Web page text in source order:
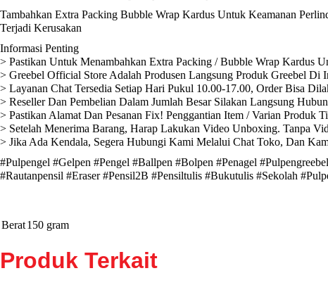
Tambahkan Extra Packing Bubble Wrap Kardus Untuk Keamanan
Terjadi Kerusakan
Informasi Penting
> Pastikan Untuk Menambahkan Extra Packing / Bubble Wrap Kardus
> Greebel Official Store Adalah Produsen Langsung Produk Greebel
> Layanan Chat Tersedia Setiap Hari Pukul 10.00-17.00, Order Bisa
> Reseller Dan Pembelian Dalam Jumlah Besar Silakan Langsung
> Pastikan Alamat Dan Pesanan Fix! Penggantian Item / Varian Produk
> Setelah Menerima Barang, Harap Lakukan Video Unboxing. Tanpa
> Jika Ada Kendala, Segera Hubungi Kami Melalui Chat Toko, Dan
#Pulpengel #Gelpen #Pengel #Ballpen #Bolpen #Penagel
#Rautanpensil #Eraser #Pensil2B #Pensiltulis #Bukutulis #Sekolah
Berat150 gram
Produk Terkait